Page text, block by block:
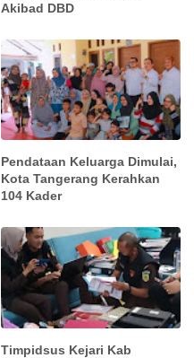
Akibad DBD
Pendataan Keluarga Dimulai,
Kota Tangerang Kerahkan
104 Kader
Timpidsus Kejari Kab